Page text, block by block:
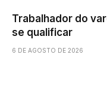
Trabalhador do
se qualificar
6 DE AGOSTO DE 2026